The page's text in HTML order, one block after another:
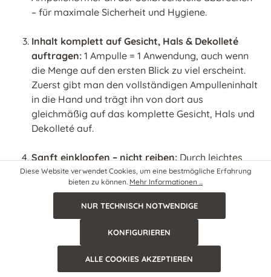
– für maximale Sicherheit und Hygiene.
Inhalt komplett auf Gesicht, Hals & Dekolleté
auftragen: 1 Ampulle = 1 Anwendung, auch wenn
die Menge auf den ersten Blick zu viel erscheint.
Zuerst gibt man den vollständigen Ampulleninhalt
in die Hand und trägt ihn von dort aus
gleichmäßig auf das komplette Gesicht, Hals und
Dekolleté auf.
Sanft einklopfen – nicht reiben: Durch leichtes
Einklopfen werden die Inhaltsstoffe besonders
effektiv aufgenommen.
Abschließend Pflegecreme auftragen:
Die Pflege
versiegelt die Wirkung der Ampulle und gibt der
Haut lipidreichen Schutz.
Diese Website verwendet Cookies, um eine bestmögliche Erfahrung
bieten zu können. Mehr Informationen ...
NUR TECHNISCH NOTWENDIGE
KONFIGURIEREN
ALLE COOKIES AKZEPTIEREN